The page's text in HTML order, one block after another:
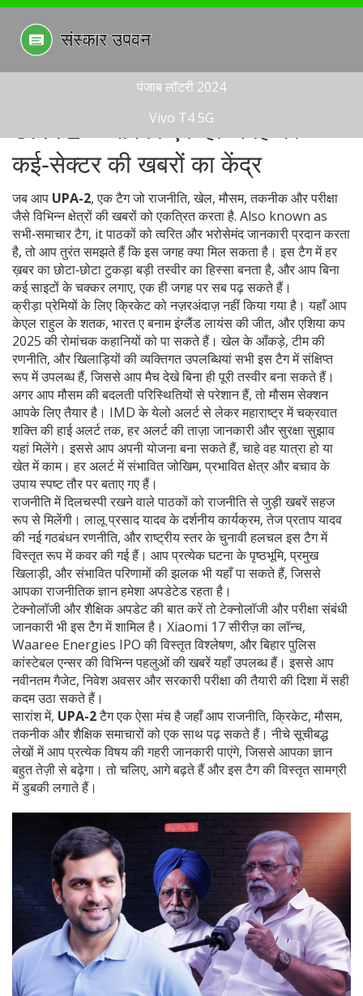
पंजाब लॉटरी 2024
Vivo T4 5G
UPA-2 – आपका एक ही जगह पर
कई‑सेक्टर की खबरों का केंद्र
जब आप UPA-2,एक टैग जो राजनीति, खेल, मौसम, तकनीक और परीक्षा
जैसे विभिन्न क्षेत्रों की खबरों को एकत्रित करता है. Also known as
सभी‑समाचार टैग, itपाठकों को त्वरित और भरोसेमंद जानकारी प्रदान करता
है, तो आप तुरंत समझते हैं कि इस जगह क्या मिल सकता है। इस टैग में हर
ख़बर का छोटा‑छोटा टुकड़ा बड़ी तस्वीर का हिस्सा बनता है, और आप बिना
कई साइटों के चक्कर लगाए, एक ही जगह पर सब पढ़ सकते हैं।
क्रीड़ा प्रेमियों के लिएक्रिकेटको नज़रअंदाज़ नहीं किया गया है। यहाँ आप
केएल राहुल के शतक, भारत ए बनाम इंग्लैंड लायंस की जीत, और एशिया कप
2025 की रोमांचक कहानियों को पा सकते हैं। खेल के आँकड़े, टीम की
रणनीति, और खिलाड़ियों की व्यक्तिगत उपलब्धियां सभी इस टैग में संक्षिप्त
रूप में उपलब्ध हैं, जिससे आप मैच देखे बिना ही पूरी तस्वीर बना सकते हैं।
अगर आप मौसम की बदलती परिस्थितियों से परेशान हैं, तोमौसमसेक्शन
आपके लिए तैयार है। IMD के येलो अलर्ट से लेकर महाराष्ट्र में चक्रवात
शक्ति की हाई अलर्ट तक, हर अलर्ट की ताज़ा जानकारी और सुरक्षा सुझाव
यहां मिलेंगे। इससे आप अपनी योजना बना सकते हैं, चाहे वह यात्रा हो या
खेत में काम। हर अलर्ट में संभावित जोखिम, प्रभावित क्षेत्र और बचाव के
उपाय स्पष्ट तौर पर बताए गए हैं।
राजनीति में दिलचस्पी रखने वाले पाठकों कोराजनीतिसे जुड़ी खबरें सहज
रूप से मिलेंगी। लालू प्रसाद यादव के दर्शनीय कार्यक्रम, तेज प्रताप यादव
की नई गठबंधन रणनीति, और राष्ट्रीय स्तर के चुनावी हलचल इस टैग में
विस्तृत रूप में कवर की गई हैं। आप प्रत्येक घटना के पृष्ठभूमि, प्रमुख
खिलाड़ी, और संभावित परिणामों की झलक भी यहाँ पा सकते हैं, जिससे
आपका राजनीतिक ज्ञान हमेशा अपडेटेड रहता है।
टेक्नोलॉजी और शैक्षिक अपडेट की बात करें तोटेक्नोलॉजीऔर परीक्षा संबंधी
जानकारी भी इस टैग में शामिल है। Xiaomi 17 सीरीज़ का लॉन्च,
Waaree Energies IPO की विस्तृत विश्लेषण, और बिहार पुलिस
कांस्टेबल एन्सर की विभिन्न पहलुओं की खबरें यहाँ उपलब्ध हैं। इससे आप
नवीनतम गैजेट, निवेश अवसर और सरकारी परीक्षा की तैयारी की दिशा में सही
कदम उठा सकते हैं।
सारांश में, UPA-2टैग एक ऐसा मंच है जहाँ आप राजनीति, क्रिकेट, मौसम,
तकनीक और शैक्षिक समाचारों को एक साथ पढ़ सकते हैं। नीचे सूचीबद्ध
लेखों में आप प्रत्येक विषय की गहरी जानकारी पाएंगे, जिससे आपका ज्ञान
बहुत तेज़ी से बढ़ेगा। तो चलिए, आगे बढ़ते हैं और इस टैग की विस्तृत सामग्री
में डुबकी लगाते हैं।